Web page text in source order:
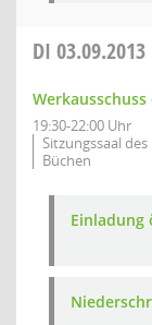
DI 03.09.2013
19:30-22:00 Uhr
Sitzungssaal
Büchen
Einladung